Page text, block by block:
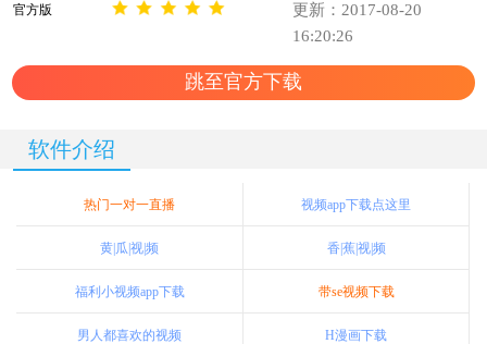
更新：2017-08-20
16:20:26
跳至官方下载
软件介绍
热门一对一直播 视频app下载点这里
黄|瓜|视|频 香|蕉|视|频
福利小视频app下载 带se视频下载
男人都喜欢的视频 H漫画下载